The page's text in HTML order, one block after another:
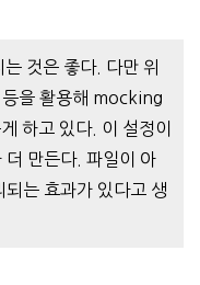
것은 좋다. 다만 위
을 활용해 mocking
하고 있다. 이 설정이
더 만든다. 파일이 아
는 효과가 있다고 생